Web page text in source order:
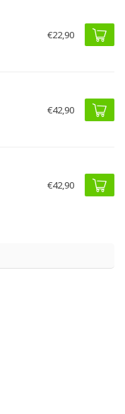
€22,90
€42,90
€42,90